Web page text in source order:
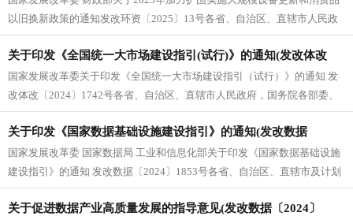
以旧换新政策的通知发改环资〔2025〕13号各省、自治区、直辖市人民政
府，国务院各部委、各...
关于印发《全国统一大市场建设指引(试行)》的通知(发改体改
〔2024〕1742号)
国家发展改革委关于印发《全国统一大市场建设指引（试行）》的通知 发
改体改〔2024〕1742号各省、自治区、直辖市人民政府，国务院各部委、
各直属机构： 《全国...
关于印发《国家数据基础设施建设指引》的通知(发改数据
〔2024〕1853号)
国家发展改革委 国家数据局 工业和信息化部关于印发《国家数据基础设施
建设指引》的通知 发改数据〔2024〕1853号各省、自治区、直辖市及计划
单列市、新疆生产建...
关于促进数据产业高质量发展的指导意见(发改数据〔2024〕